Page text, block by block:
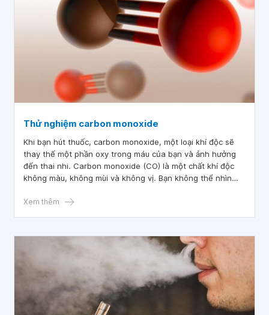
Thử nghiệm carbon monoxide
Khi bạn hút thuốc, carbon monoxide, một loại khí độc sẽ
thay thế một phần oxy trong máu của bạn và ảnh hưởng
đến thai nhi. Carbon monoxide (CO) là một chất khí độc
không màu, không mùi và không vị. Bạn không thể nhìn
lá. CO cũng có trong các lò nấu gas bị lỗi hoặc khói thải ô
Xem thêm